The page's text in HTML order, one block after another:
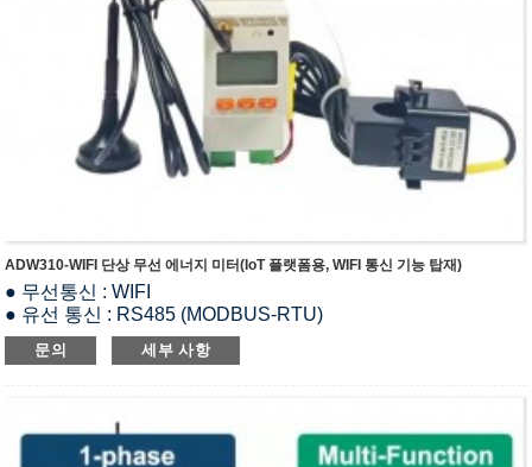
ADW310-WIFI 단상 무선 에너지 미터(IoT 플랫폼용, WIFI 통신 기능 탑재)
● 무선통신 : WIFI
● 유선 통신 : RS485 (MODBUS-RTU)
● 정격전압 : 220~264Vac LN
● 정격 전류 : 20(100)A AC (CT 페어 사용 시)
● I/O 기능 : 1-way DI & 1-way DO
● 온도 : 2-way 케이블 온도 측정
문의 세부 사항